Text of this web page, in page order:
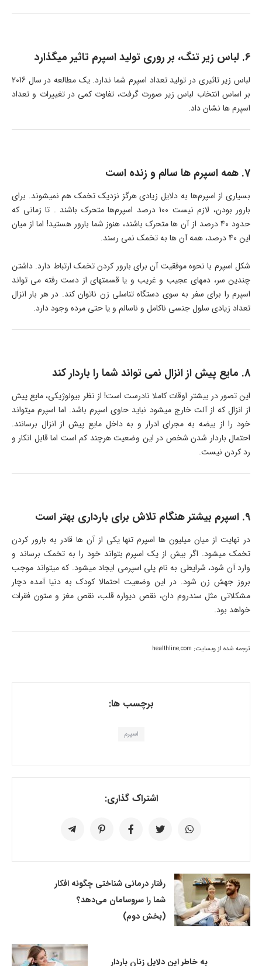
6. لباس زیر تنگ، بر روری تولید اسپرم تاثیر میگذارد
لباس زیر تاثیری در تولید تعداد اسپرم شما ندارد. یک مطالعه در سال 2016
بر اساس انتخاب لباس زیر صورت گرفت، تفاوت کمی در تغییرات و تعداد
اسپرم ها نشان داد.
7. همه اسپرم ها سالم و زنده است
بسیاری از اسپرم‌ها به دلایل زیادی هرگز نزدیک تخمک هم نمیشوند. برای
بارور بودن، لازم نیست 100 درصد اسپرم‌ها متحرک باشند . تا زمانی که
حدود 40 درصد از آن ها متحرک باشند، هنوز شما بارور هستید! اما از میان
این 40 درصد، همه آن ها به تخمک نمی رسند.
شکل‌ اسپرم با نحوه موفقیت آن برای بارور کردن تخمک ارتباط دارد. داشتن
چندین سر، دمهای عجیب و غریب و یا قسمتهای از دست رفته می تواند
اسپرم را برای سفر به سوی دستگاه تناسلی زن ناتوان کند. در هر بار انزال
تعداد زیادی سلول جنسی ناکامل و ناسالم و یا حتی مرده وجود دارد.
8. مایع پیش از انزال نمی تواند شما را باردار کند
این تصور در بیشتر اوقات کاملا نادرست است! از نظر بیولوژیکی، مایع پیش
از انزال که از آلت خارج میشود نباید حاوی اسپرم باشد. اما اسپرم میتواند
خود را از بیضه به مجرای ادرار و به داخل مایع پیش از انزال برسانند.
احتمال باردار شدن شخص در این وضعیت هرچند کم است اما قابل انکار و
رد کردن نیست.
9. اسپرم بیشتر هنگام تلاش برای بارداری بهتر است
در نهایت از میان میلیون ها‌ اسپرم تنها یکی از آن ها قادر به بارور کردن
تخمک میشود. اگر بیش از یک اسپرم بتواند خود را به تخمک برساند و
وارد آن شود، شرایطی به نام پلی اسپرمی ایجاد میشود. که میتواند موجب
بروز جهش زن شود. در این وضعیت احتمالا کودک به دنیا آمده دچار
مشکلاتی مثل سندروم دان، نقص دیواره قلب، نقص مغز و ستون فقرات
خواهد بود.
ترجمه شده از وبسايت: healthline.com
برچسب ها:
اسپرم
اشتراک گذاری:
رفتار درمانی شناختی چگونه افکار
شما را سروسامان می‌دهد؟
(بخش دوم)
به خاطر این دلایل زنان باردار